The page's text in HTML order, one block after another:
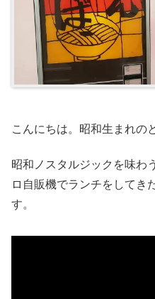
こんにちは。昭和生まれの
昭和ノスタルジックを味わ
ロ自販機でランチをしてき
す。